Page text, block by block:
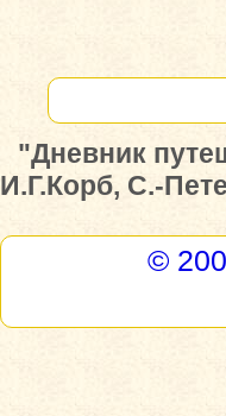
"Дневник
И.Г.Корб, С.-
©